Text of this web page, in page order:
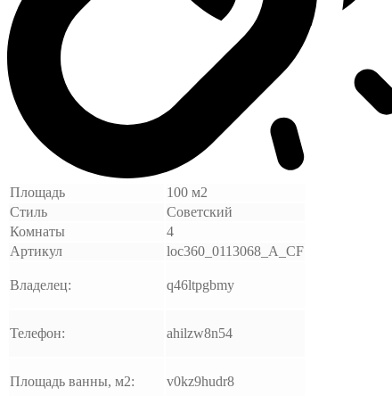
Площадь
100 м2
Стиль
Советский
Комнаты
4
Артикул
loc360_0113068_A_CF
Владелец: q46ltpgbmy
Телефон: ahilzw8n54
Площадь ванны, м2: v0kz9hudr8